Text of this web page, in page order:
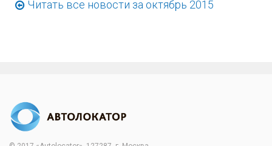
Читать все новости за октябрь 2015